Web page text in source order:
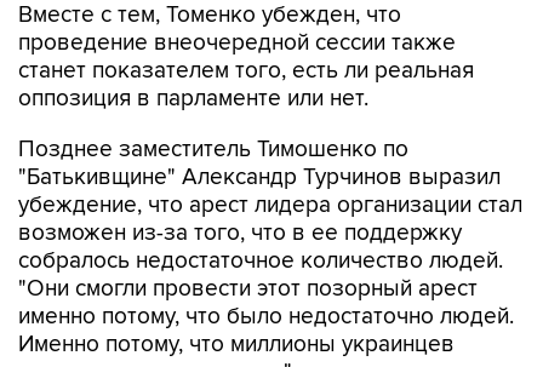
Вместе с тем, Томенко убежден, что
проведение внеочередной сессии также
станет показателем того, есть ли реальная
оппозиция в парламенте или нет.
Позднее заместитель Тимошенко по
"Батькивщине" Александр Турчинов выразил
убеждение, что арест лидера организации стал
возможен из-за того, что в ее поддержку
собралось недостаточное количество людей.
"Они смогли провести этот позорный арест
именно потому, что было недостаточно людей.
Именно потому, что миллионы украинцев